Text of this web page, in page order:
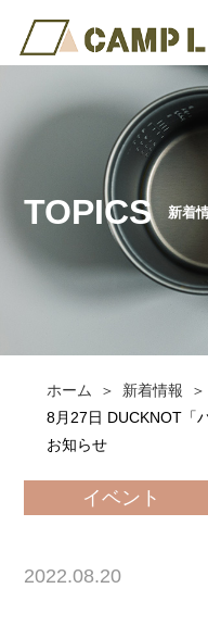
TOPICS 新着
ホーム
新着情報
8月27日 DUCKNOT「
お知らせ
イベント
2022.08.20